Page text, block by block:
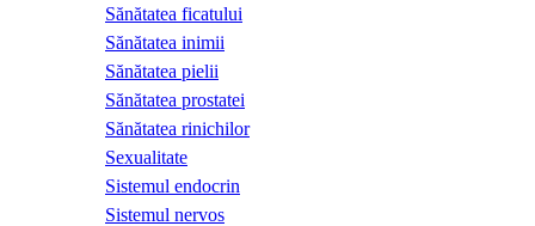
Sănătatea ficatului
Sănătatea inimii
Sănătatea pielii
Sănătatea prostatei
Sănătatea rinichilor
Sexualitate
Sistemul endocrin
Sistemul nervos